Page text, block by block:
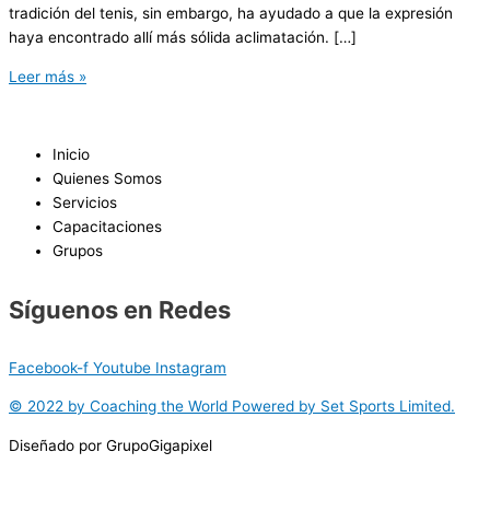
tradición del tenis, sin embargo, ha ayudado a que la expresión
haya encontrado allí más sólida aclimatación. […]
Leer más »
Inicio
Quienes Somos
Servicios
Capacitaciones
Grupos
Síguenos en Redes
Facebook-f Youtube Instagram
© 2022 by Coaching the World Powered by Set Sports Limited.
Diseñado por GrupoGigapixel